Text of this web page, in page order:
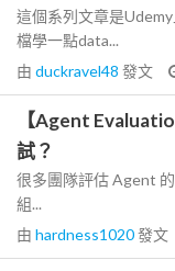
這個系列文章是
檔學一點data...
由 duckravel48 發文
【Agent
試？
很多團隊評估 Agent
組...
由 hardness1020發文